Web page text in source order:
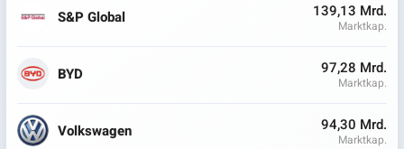
S&P Global 139,13 Mrd.
Marktkap.
BYD 97,28 Mrd.
Marktkap.
Volkswagen 94,30 Mrd.
Marktkap.